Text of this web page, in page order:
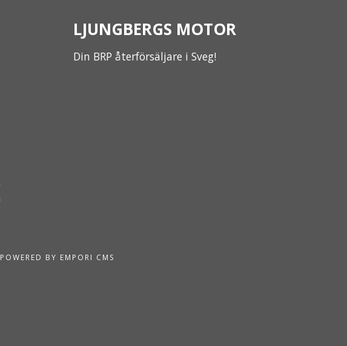
LJUNGBERGS MOTOR
Din BRP återförsäljare i Sveg!
POWERED BY EMPORI CMS